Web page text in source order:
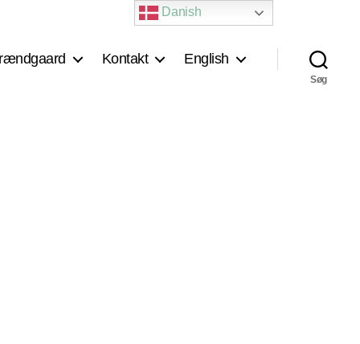
Kontakt English
Søg
Danish